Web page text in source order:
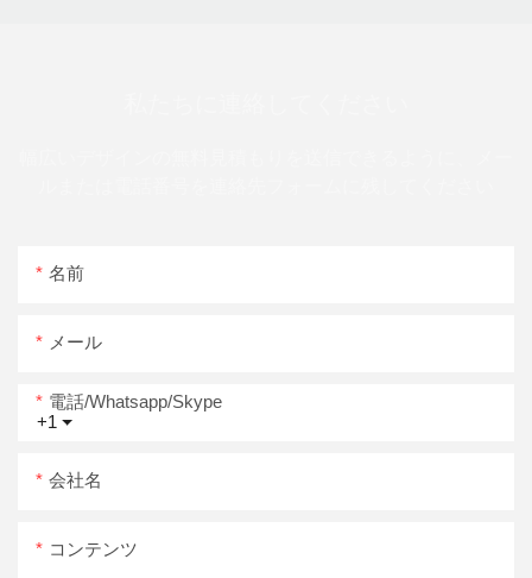
名前
メール
+1
電話/whatsapp/skype
会社名
コンテンツ